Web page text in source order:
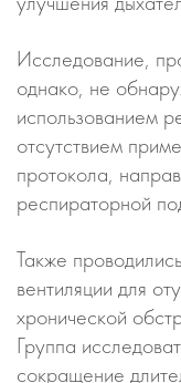
Исследование,
однако, не
использованием
отсутствием
протокола,
респираторной
Также
вентиляции для
хронической
Группа
сокращение